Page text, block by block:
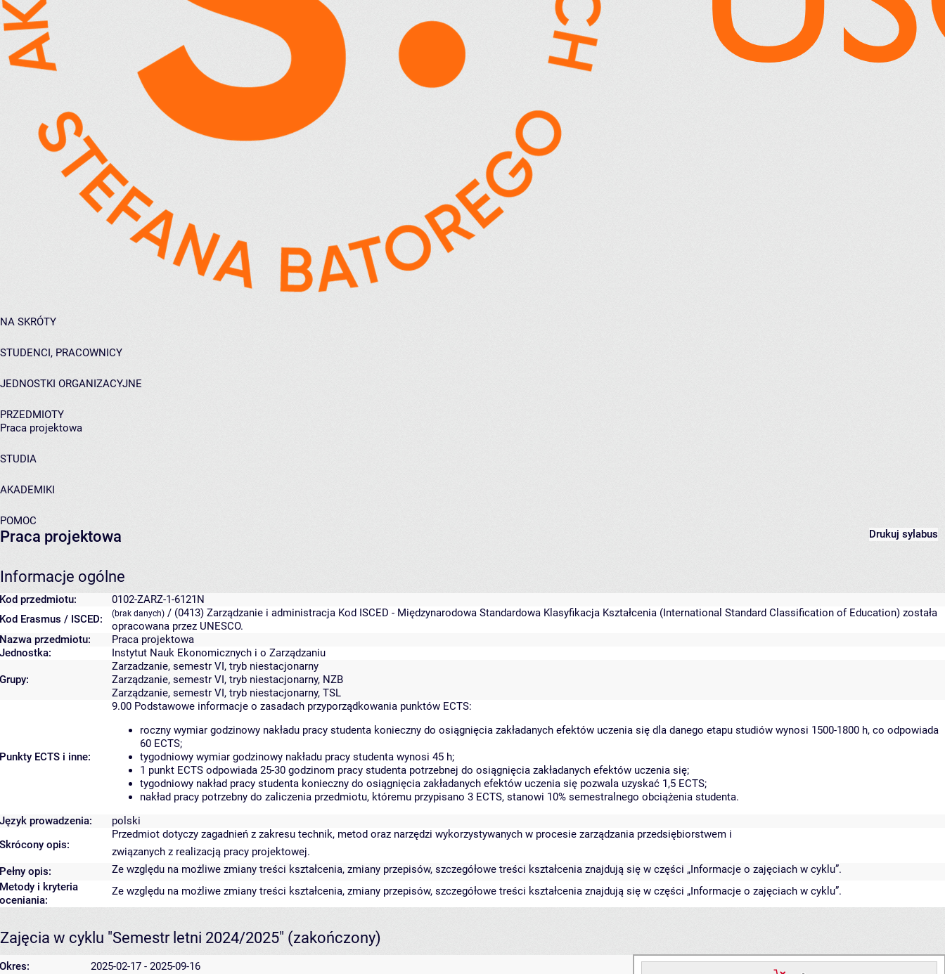
NA SKRÓTY
STUDENCI, PRACOWNICY
JEDNOSTKI ORGANIZACYJNE
PRZEDMIOTY
Praca projektowa
STUDIA
AKADEMIKI
POMOC
Drukuj sylabus
Praca projektowa
Informacje ogólne
Kod przedmiotu:
0102-ZARZ-1-6121N
Kod Erasmus / ISCED:
(brak danych) / (0413) Zarządzanie i administracja Kod ISCED - Międzynarodowa Standardowa Klasyfikacja Kształcenia (International Standard Classification of Education) została
opracowana przez UNESCO.
Nazwa przedmiotu:
Praca projektowa
Jednostka:
Instytut Nauk Ekonomicznych i o Zarządzaniu
Grupy:
Zarzadzanie, semestr VI, tryb niestacjonarny
Zarządzanie, semestr VI, tryb niestacjonarny, NZB
Zarządzanie, semestr VI, tryb niestacjonarny, TSL
Punkty ECTS i inne:
9.00 Podstawowe informacje o zasadach przyporządkowania punktów ECTS:
roczny wymiar godzinowy nakładu pracy studenta konieczny do osiągnięcia zakładanych efektów uczenia się dla danego etapu studiów wynosi 1500-1800 h, co odpowiada
60 ECTS;
tygodniowy wymiar godzinowy nakładu pracy studenta wynosi 45 h;
1 punkt ECTS odpowiada 25-30 godzinom pracy studenta potrzebnej do osiągnięcia zakładanych efektów uczenia się;
tygodniowy nakład pracy studenta konieczny do osiągnięcia zakładanych efektów uczenia się pozwala uzyskać 1,5 ECTS;
nakład pracy potrzebny do zaliczenia przedmiotu, któremu przypisano 3 ECTS, stanowi 10% semestralnego obciążenia studenta.
Język prowadzenia:
polski
Skrócony opis:
Przedmiot dotyczy zagadnień z zakresu technik, metod oraz narzędzi wykorzystywanych w procesie zarządzania przedsiębiorstwem i
związanych z realizacją pracy projektowej.
Pełny opis:
Ze względu na możliwe zmiany treści kształcenia, zmiany przepisów, szczegółowe treści kształcenia znajdują się w części „Informacje o zajęciach w cyklu”.
Metody i kryteria
oceniania:
Ze względu na możliwe zmiany treści kształcenia, zmiany przepisów, szczegółowe treści kształcenia znajdują się w części „Informacje o zajęciach w cyklu”.
Zajęcia w cyklu "Semestr letni 2024/2025" (zakończony)
Okres: 2025-02-17 - 2025-09-16